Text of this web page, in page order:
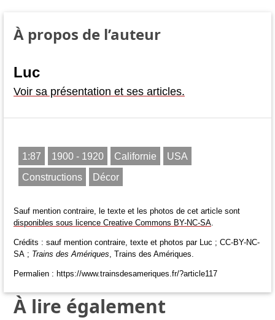
À propos de l’auteur
Luc
Voir sa présentation et ses articles.
1:87 1900 - 1920 Californie
USA
Constructions
Décor
Sauf mention contraire, le texte et les photos de cet article sont
disponibles sous licence Creative Commons BY-NC-SA.
Crédits : sauf mention contraire, texte et photos par Luc ; CC-BY-NC-
SA ; Trains des Amériques, Trains des Amériques.
Permalien : https://www.trainsdesameriques.fr/?article117
À lire également